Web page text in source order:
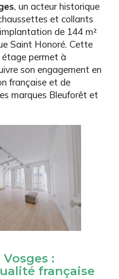
, un acteur historique
et collants
de 144 m²
Saint Honoré. Cette
permet à
son engagement en
française et de
marques Bleuforêt et
:
française